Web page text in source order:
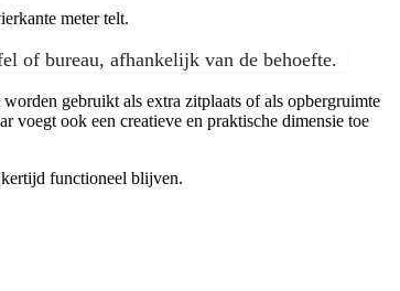
meter telt.
of bureau, afhankelijk van de behoefte.
gebruikt als extra zitplaats of als opbergruimte
voegt ook een creatieve en praktische dimensie toe
functioneel blijven.